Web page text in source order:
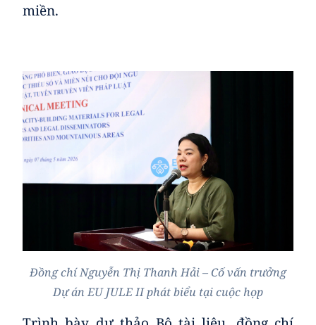
miền.
Đồng chí Nguyễn Thị Thanh Hải – Cố vấn trưởng
Dự án EU JULE IIphát biểu tại cuộc họp